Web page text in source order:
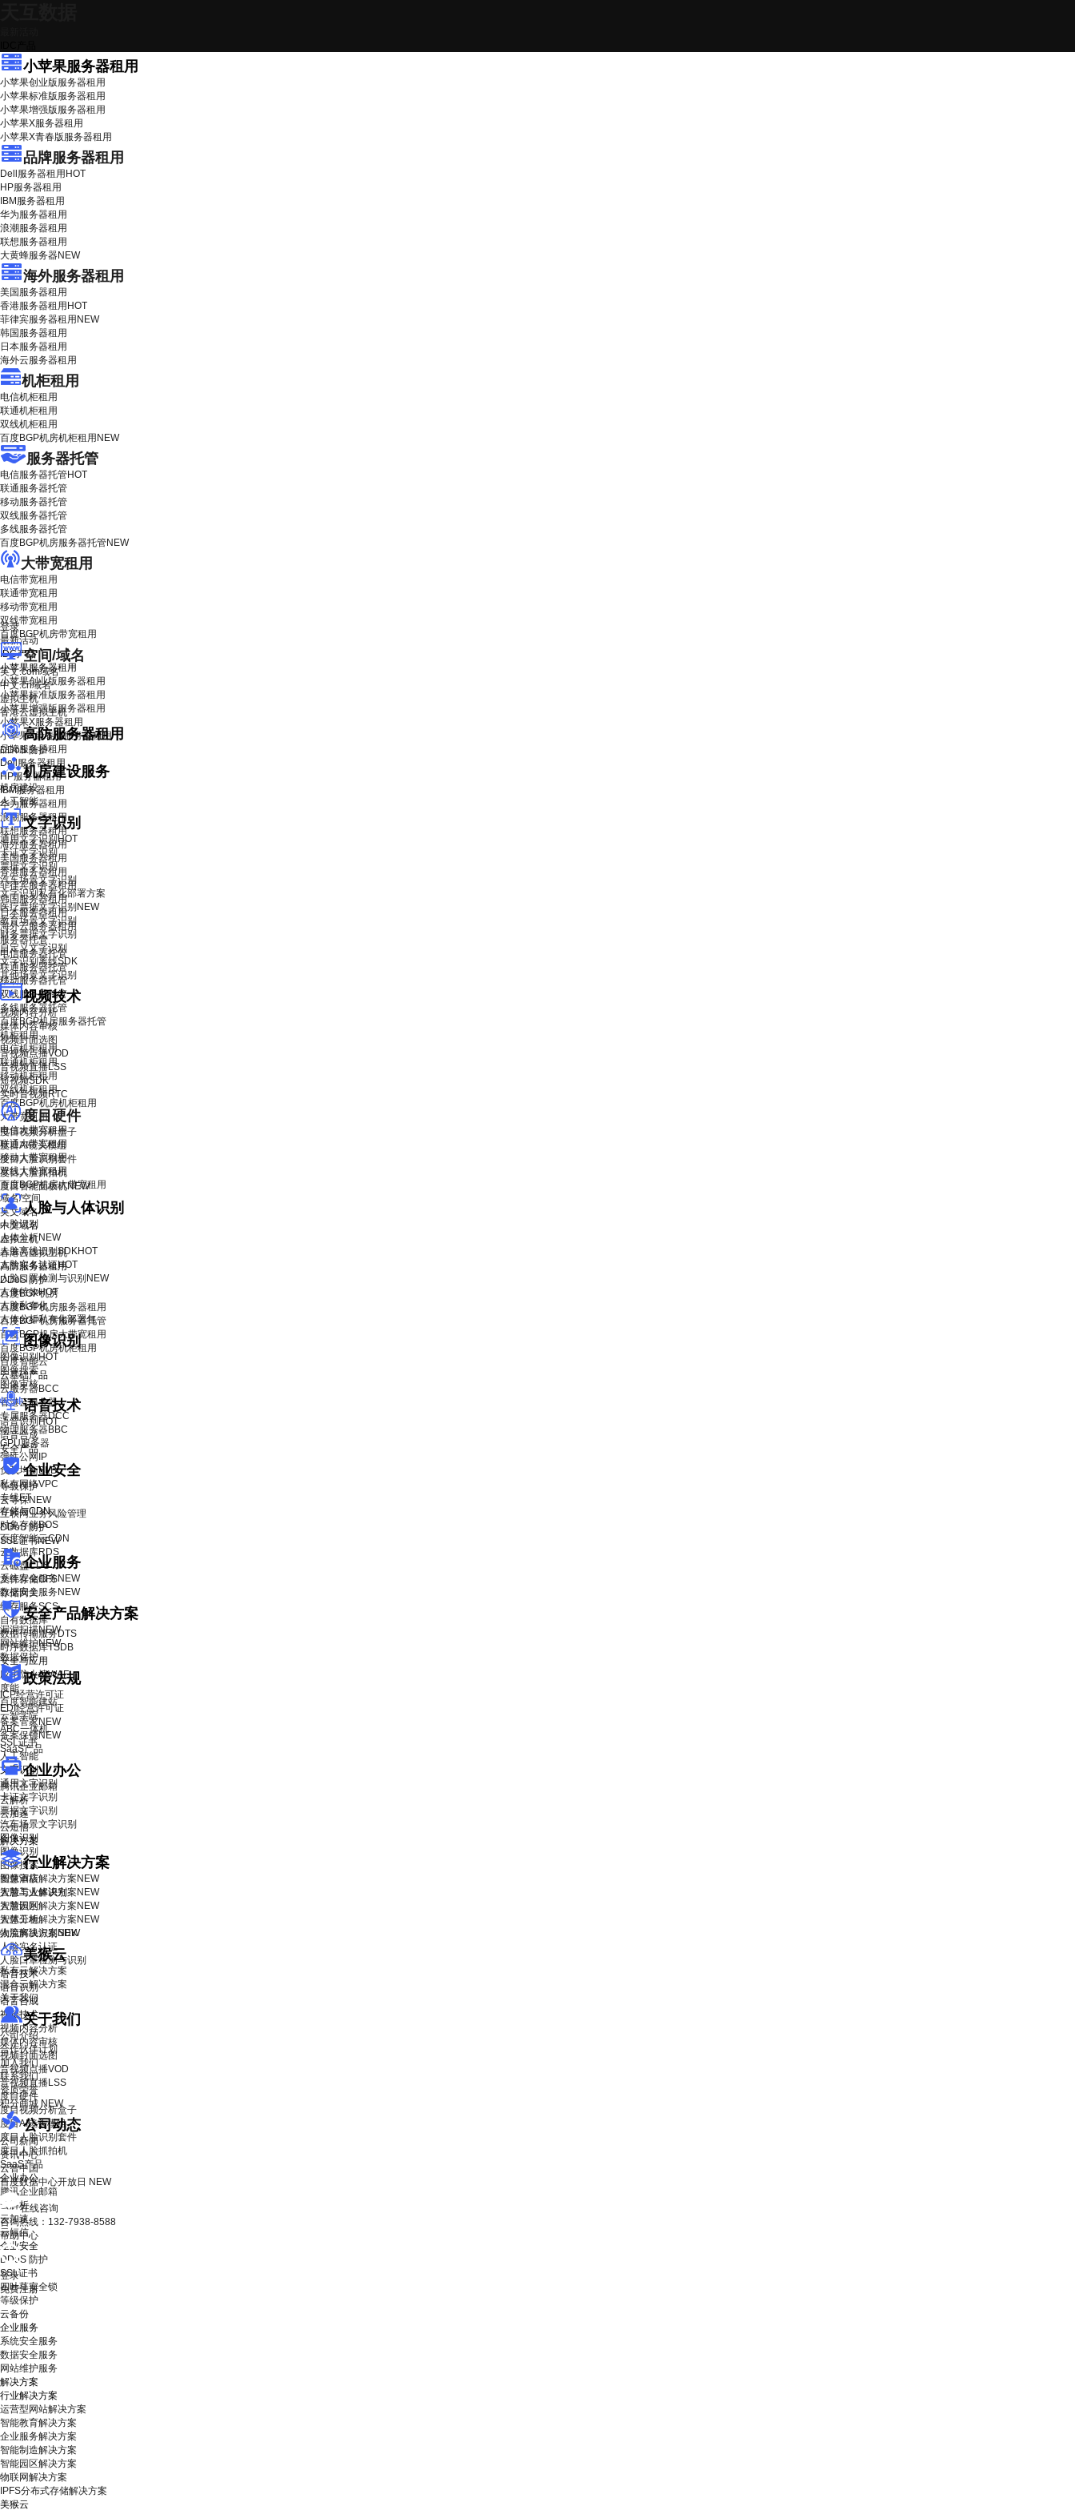
小苹果服务器租用
小苹果创业版服务器租用
小苹果标准版服务器租用
小苹果增强版服务器租用
小苹果X服务器租用
小苹果X青春版服务器租用
品牌服务器租用
Dell服务器租用 HOT
HP服务器租用
IBM服务器租用
华为服务器租用
浪潮服务器租用
联想服务器租用
大黄蜂服务器NEW
海外服务器租用
美国服务器租用
香港服务器租用 HOT
菲律宾服务器租用 NEW
韩国服务器租用
日本服务器租用
海外云服务器租用
机柜租用
电信机柜租用
联通机柜租用
双线机柜租用
百度BGP机房机柜租用 NEW
服务器托管
电信服务器托管HOT
联通服务器托管
移动服务器托管
双线服务器托管
多线服务器托管
百度BGP机房服务器托管NEW
大带宽租用
电信带宽租用
联通带宽租用
移动带宽租用
双线带宽租用
百度BGP机房带宽租用
空间/域名
英文.com域名
中文.cn域名
虚拟主机
香港云虚拟主机
高防服务器租用
DDoS 防护
机房建设服务
机房建设
人工智能
文字识别
通用文字识别 HOT
卡证文字识别
票据文字识别
汽车场景文字识别
文字识别私有化部署方案
医疗票据文字识别 NEW
教育场景文字识别
财务票据文字识别
自定义文字识别
文字识别离线SDK
其他场景文字识别
视频技术
视频内容分析
媒体内容审核
视频封面选图
音视频点播VOD
音视频直播LSS
短视频SDK
实时音视频RTC
度目硬件
度目视频分析盒子
度目AI镜头模组
度目人脸识别套件
度目人脸抓拍机
度目智能面板机NEW
人脸与人体识别
人脸识别
人体分析NEW
人脸离线识别SDKHOT
人脸实名认证HOT
人脸口罩检测与识别 NEW
人像特效HOT
人脸私有化
人体分析私有化部署包
图像识别
图像识别HOT
图像搜索
图像审核
语音技术
语音识别 HOT
语音合成
安全产品
企业安全
等级保护
云等保NEW
互联网业务风险管理
DDoS 防护
SSL证书NEW
企业服务
系统安全服务NEW
数据安全服务 NEW
安全产品解决方案
漏洞扫描NEW
网站维护NEW
数据保护
政策法规
ICP经营许可证
EDI经营许可证
备案管家NEW
备案保镖NEW
SaaS产品
企业办公
腾讯企业邮箱
云解析
云加速
云短信
解决方案
行业解决方案
智慧酒店解决方案 NEW
智慧工业解决方案 NEW
智慧园区解决方案 NEW
智慧工地解决方案 NEW
物流解决方案NEW
美猴云
私有云解决方案
混合云解决方案
关于我们
关于我们
公司介绍
合作伙伴计划
加入我们
联系我们
资质荣誉
积分商城 NEW
公司动态
公司新闻
资讯中心
云智中国
百度数据中心开放日 NEW
在线咨询
咨询热线：132-7938-8588
帮助中心
登录
免费注册
登录
最新活动
IDC产品
小苹果服务器租用
小苹果创业版服务器租用
小苹果标准版服务器租用
小苹果增强版服务器租用
小苹果X服务器租用
小苹果X青春版服务器租用
品牌服务器租用
Dell服务器租用
HP服务器租用
IBM服务器租用
华为服务器租用
浪潮服务器租用
联想服务器租用
海外服务器租用
美国服务器租用
香港服务器租用
菲律宾服务器租用
韩国服务器租用
日本服务器租用
海外云服务器租用
服务器托管
电信服务器托管
联通服务器托管
移动服务器托管
双线服务器托管
多线服务器托管
百度BGP机房服务器托管
机柜租用
电信机柜租用
联通机柜租用
移动机柜租用
双线机柜租用
百度BGP机房机柜租用
大带宽租用
电信大带宽租用
联通大带宽租用
移动大带宽租用
双线大带宽租用
百度BGP机房大带宽租用
域名/空间
英文域名
中文域名
虚拟主机
香港云虚拟主机
高防服务器租用
DDoS 防护
百度BGP机房
百度BGP机房服务器租用
百度BGP机房服务器托管
百度BGP机房大带宽租用
百度BGP机房机柜租用
百度智能云
云基础产品
云服务器BCC
香港云服务器
专属服务器DCC
物理服务器BBC
GPU服务器
弹性公网IP
负载均衡BLB
私有网络VPC
专线ET
存储与CDN
对象存储BOS
百度智能云CDN
云数据库RDS
云磁盘CDS
文件存储CFS
存储网关
缓存服务SCS
自有数据库
数据传输服务DTS
时序数据库TSDB
安全与应用
应用防火墙WAF
度能
百度智能建站
云智学院
ABC一体机
SSL证书
人工智能
文字识别
通用文字识别
卡证文字识别
票据文字识别
汽车场景文字识别
图像识别
图像识别
图像搜索
图像审核
人脸与人体识别
人脸识别
人体分析
人脸离线识别SDK
人脸实名认证
人脸口罩检测与识别
语音技术
语音识别
语音合成
视频技术
视频内容分析
媒体内容审核
视频封面选图
音视频点播VOD
音视频直播LSS
度目硬件
度目视频分析盒子
度目AI镜头模组
度目人脸识别套件
度目人脸抓拍机
SaaS产品
企业办公
腾讯企业邮箱
云解析
云加速
云短信
企业安全
DDoS 防护
SSL证书
四叶草安全锁
等级保护
云备份
企业服务
系统安全服务
数据安全服务
网站维护服务
解决方案
行业解决方案
运营型网站解决方案
智能教育解决方案
企业服务解决方案
智能制造解决方案
智能园区解决方案
物联网解决方案
IPFS分布式存储解决方案
美猴云